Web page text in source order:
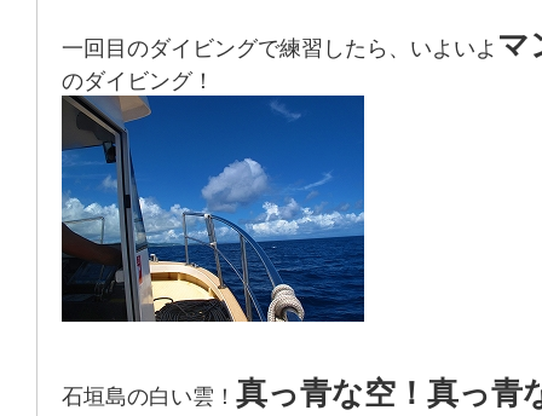
一回目のダイビングで練習したら、いよいよ マ
のダイビング！
石垣島の白い雲！ 真っ青な空！真っ青